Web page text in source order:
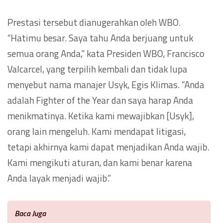
Prestasi tersebut dianugerahkan oleh WBO.
“Hatimu besar. Saya tahu Anda berjuang untuk
semua orang Anda,” kata Presiden WBO, Francisco
Valcarcel, yang terpilih kembali dan tidak lupa
menyebut nama manajer Usyk, Egis Klimas. “Anda
adalah Fighter of the Year dan saya harap Anda
menikmatinya. Ketika kami mewajibkan [Usyk],
orang lain mengeluh. Kami mendapat litigasi,
tetapi akhirnya kami dapat menjadikan Anda wajib.
Kami mengikuti aturan, dan kami benar karena
Anda layak menjadi wajib.”
Baca Juga